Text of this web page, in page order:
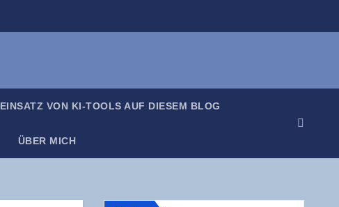
EIN­SATZ VON KI-TOOLS AUF DIE­SEM BLOG
ÜBER MICH